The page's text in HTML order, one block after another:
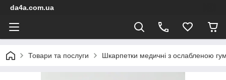
da4a.com.ua
Товари та послуги Шкарпетки медичні з ослабленою